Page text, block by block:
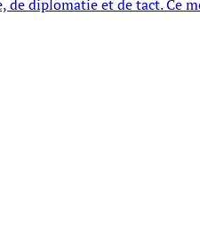
diplomatie et de tact. Ce